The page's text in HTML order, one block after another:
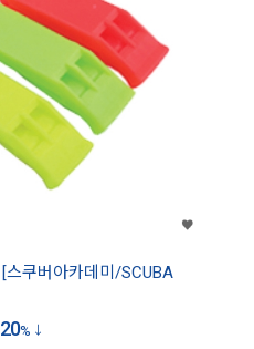
[스쿠버아카데미/SCUBA
20%